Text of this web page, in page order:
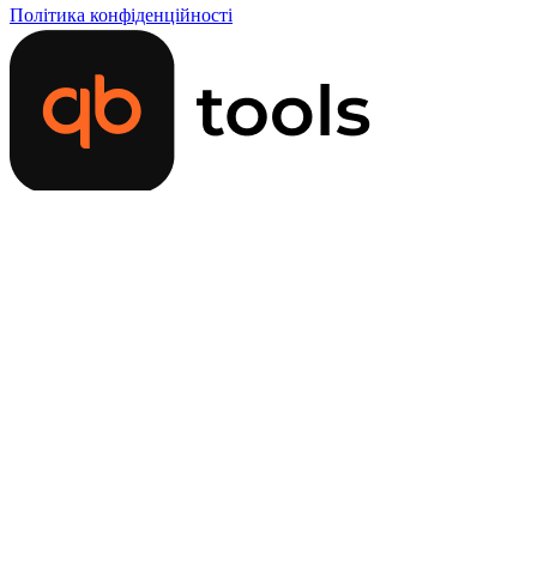
Політика конфіденційності